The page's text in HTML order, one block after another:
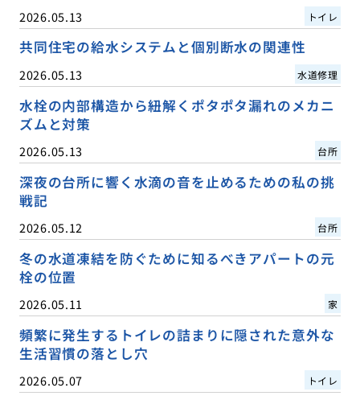
2026.05.13 トイレ
共同住宅の給水システムと個別断水の関連性
2026.05.13 水道修理
水栓の内部構造から紐解くポタポタ漏れのメカニ
ズムと対策
2026.05.13 台所
深夜の台所に響く水滴の音を止めるための私の挑
戦記
2026.05.12 台所
冬の水道凍結を防ぐために知るべきアパートの元
栓の位置
2026.05.11 家
頻繁に発生するトイレの詰まりに隠された意外な
生活習慣の落とし穴
2026.05.07 トイレ